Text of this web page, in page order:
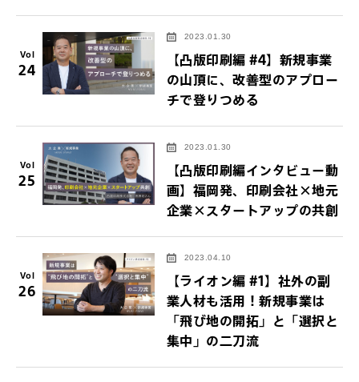
Vol
24
2023.01.30
【凸版印刷編 #4】新規事業
の山頂に、改善型のアプロー
チで登りつめる
Vol
25
2023.01.30
【凸版印刷編インタビュー動
画】福岡発、印刷会社×地元
企業×スタートアップの共創
Vol
26
2023.04.10
【ライオン編 #1】社外の副
業人材も活用！新規事業は
「飛び地の開拓」と「選択と
集中」の二刀流